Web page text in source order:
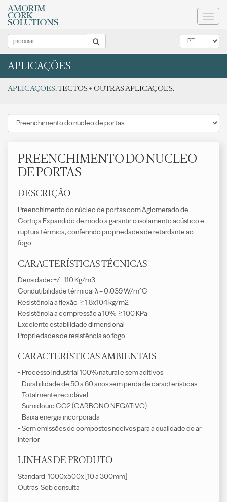
APLICAÇÕES
APLICAÇÕES. TECTOS + OUTRAS APLICAÇÕES.
PREENCHIMENTO DO NUCLEO
DE PORTAS
DESCRIÇÃO
Preenchimento do núcleo de portas com Aglomerado de
Cortiça Expandido de modo a garantir o isolamento acústico e
ruptura térmica, conferindo propriedades de retardante ao
fogo.
CARACTERÍSTICAS TÉCNICAS
Densidade: +/- 110 Kg/m3
Condutibilidade térmica: λ = 0,039 W/m°C
Resistência a flexão: ≥ 1,8x104 kg/m2
Resistência a compressão a 10%: ≥ 100 KPa
Excelente estabilidade dimensional
Propriedades de resistência ao fogo
CARACTERÍSTICAS AMBIENTAIS
- Processo industrial 100% natural e sem aditivos
- Durabilidade de 50 a 60 anos sem perda de características
- Totalmente reciclável
- Sumidouro CO2 (CARBONO NEGATIVO)
- Baixa energia incorporada
- Sem emissões de compostos nocivos para a qualidade do ar
interior
LINHAS DE PRODUTO
Standard: 1000x500x [10 a 300mm]
Outras: Sob consulta